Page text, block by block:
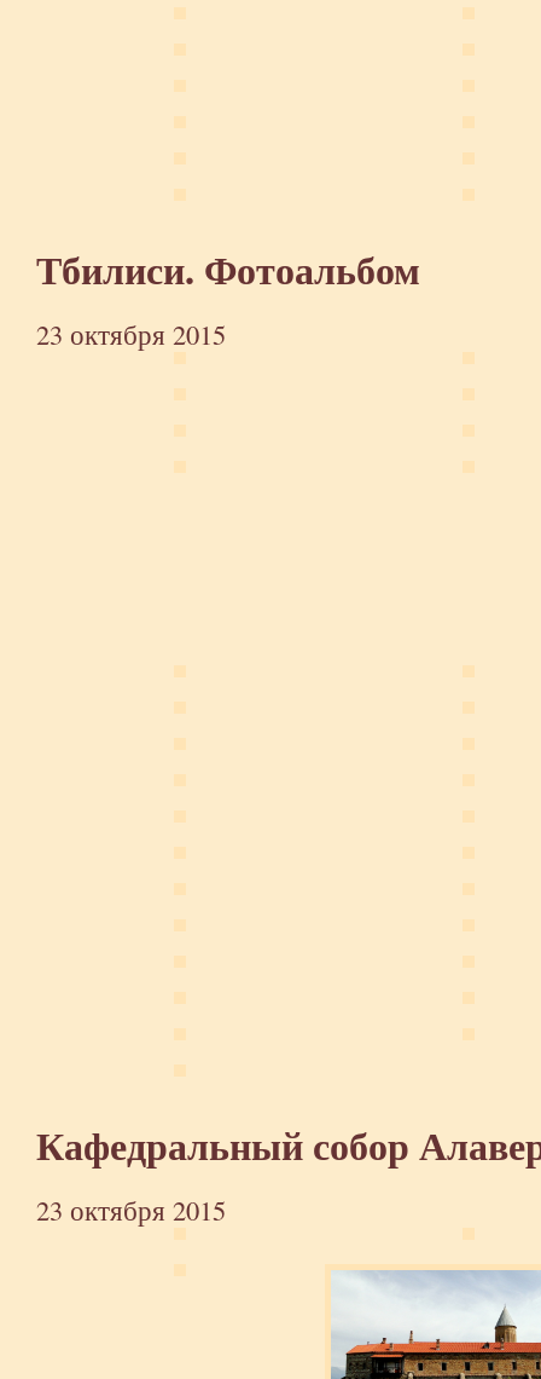
Тбилиси. Фотоальбом
23 октября 2015
Кафедральный собор
23 октября 2015